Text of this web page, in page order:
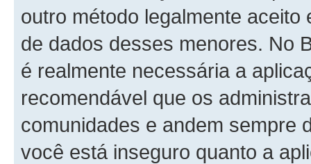
outro método legalmente
de dados desses menores. No
é realmente necessária a
recomendável que os
comunidades e andem sempre
você está inseguro quanto a